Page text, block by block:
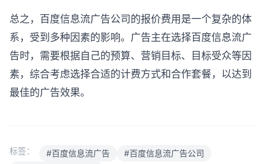
总之，百度信息流广告公司的报价费用是一个复杂的体
系，受到多种因素的影响。广告主在选择百度信息流广
告时，需要根据自己的预算、营销目标、目标受众等因
素，综合考虑选择合适的计费方式和合作套餐，以达到
最佳的广告效果。
标签： #百度信息流广告
#百度信息流广告公司